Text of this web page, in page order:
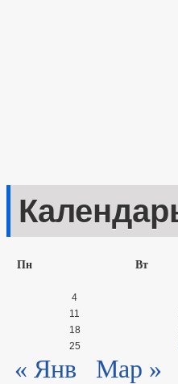
Пн
Вт
4
11
18
25
« Янв Мар »